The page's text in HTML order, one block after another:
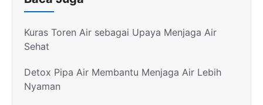
Kuras Toren Air sebagai Upaya Menjaga Air
Sehat
Detox Pipa Air Membantu Menjaga Air Lebih
Nyaman